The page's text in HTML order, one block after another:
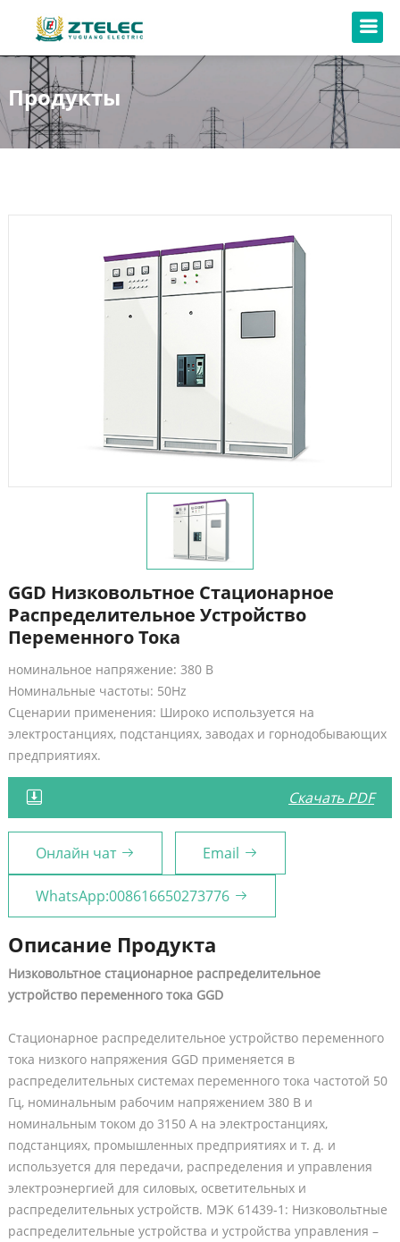
Продукты
GGD Низковольтное Стационарное
Распределительное Устройство
Переменного Тока
номинальное напряжение: 380 В
Номинальные частоты: 50Hz
Сценарии применения: Широко используется на
электростанциях, подстанциях, заводах и горнодобывающих
предприятиях.
Скачать PDF
Онлайн чат Email
WhatsApp:008616650273776
Описание Продукта
Низковольтное стационарное распределительное
устройство переменного тока GGD
Стационарное распределительное устройство переменного
тока низкого напряжения GGD применяется в
распределительных системах переменного тока частотой 50
Гц, номинальным рабочим напряжением 380 В и
номинальным током до 3150 А на электростанциях,
подстанциях, промышленных предприятиях и т. д. и
используется для передачи, распределения и управления
электроэнергией для силовых, осветительных и
распределительных устройств. МЭК 61439-1: Низковольтные
распределительные устройства и устройства управления –